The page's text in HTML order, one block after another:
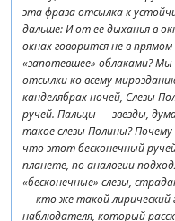
эта фраза отсылка к
дальше: И от ее дыханья в
окнах говорится не в
«запотевшее» облаками? Мы
отсылки ко всему
канделябрах ночей, Слезы
ручей. Пальцы — звезды,
такое слезы Полины?
что этот бесконечный
планете, по аналогии
«бесконечные» слезы,
— кто же такой лирический
наблюдателя, который